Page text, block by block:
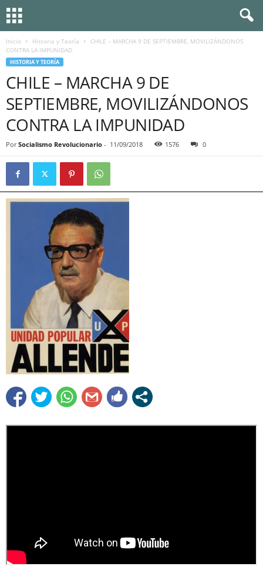
Inicio Historia y Teoría
CHILE – MARCHA 9 DE SEPTIEMBRE, MOVILIZÁNDONOS
CONTRA LA IMPUNIDAD
HISTORIA Y TEORÍA
CHILE – MARCHA 9 DE
SEPTIEMBRE, MOVILIZÁNDONOS
CONTRA LA IMPUNIDAD
Por Socialismo Revolucionario - 11/09/2018 1576 0